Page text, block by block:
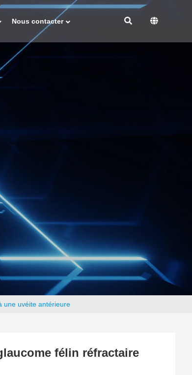
Nous contacter
une uvéite antérieure
félin réfractaire